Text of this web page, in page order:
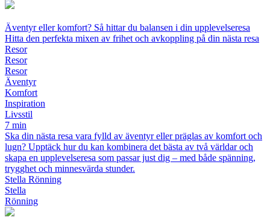
Äventyr eller komfort? Så hittar du balansen i din upplevelseresa
Hitta den perfekta mixen av frihet och avkoppling på din nästa resa
Resor
Resor
Resor
Äventyr
Komfort
Inspiration
Livsstil
7 min
Ska din nästa resa vara fylld av äventyr eller präglas av komfort och
lugn? Upptäck hur du kan kombinera det bästa av två världar och
skapa en upplevelseresa som passar just dig – med både spänning,
trygghet och minnesvärda stunder.
Stella Rönning
Stella
Rönning